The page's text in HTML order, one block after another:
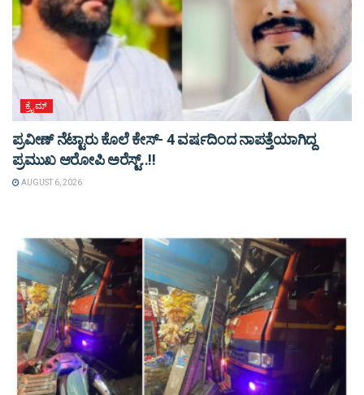
ಕ್ರೈಮ್
ಪ್ರವೀಣ್ ನೆಟ್ಟಾರು ಕೊಲೆ ಕೇಸ್‌- 4 ವರ್ಷದಿಂದ ನಾಪತ್ತೆಯಾಗಿದ್ದ
ಪ್ರಮುಖ ಆರೋಪಿ ಅರೆಸ್ಟ್‌..!!
AUGUST 6, 2026